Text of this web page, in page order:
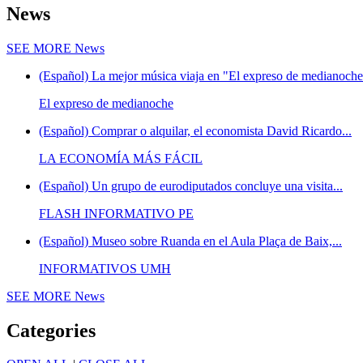
News
SEE MORE News
(Español) La mejor música viaja en "El expreso de
El expreso de medianoche
(Español) Comprar o alquilar, el economista David Ricardo...
LA ECONOMÍA MÁS FÁCIL
(Español) Un grupo de eurodiputados concluye una visita...
FLASH INFORMATIVO PE
(Español) Museo sobre Ruanda en el Aula Plaça de Baix,...
INFORMATIVOS UMH
SEE MORE News
Categories